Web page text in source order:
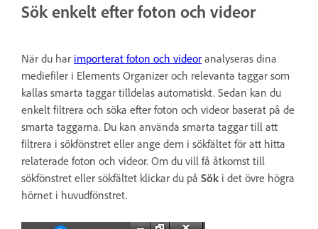
Sök enkelt efter foton och videor
När du har importerat foton och videor analyseras dina
mediefiler i Elements Organizer och relevanta taggar som
kallas smarta taggar tilldelas automatiskt. Sedan kan du
enkelt filtrera och söka efter foton och videor baserat på de
smarta taggarna. Du kan använda smarta taggar till att
filtrera i sökfönstret eller ange dem i sökfältet för att hitta
relaterade foton och videor. Om du vill få åtkomst till
sökfönstret eller sökfältet klickar du på Sök i det övre högra
hörnet i huvudfönstret.